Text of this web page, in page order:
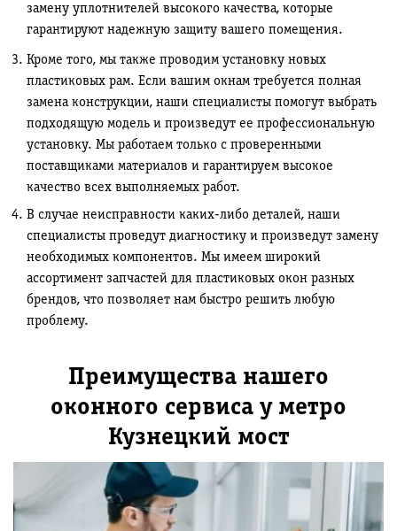
замену уплотнителей высокого качества, которые
гарантируют надежную защиту вашего помещения.
Кроме того, мы также проводим установку новых
пластиковых рам. Если вашим окнам требуется полная
замена конструкции, наши специалисты помогут выбрать
подходящую модель и произведут ее профессиональную
установку. Мы работаем только с проверенными
поставщиками материалов и гарантируем высокое
качество всех выполняемых работ.
В случае неисправности каких-либо деталей, наши
специалисты проведут диагностику и произведут замену
необходимых компонентов. Мы имеем широкий
ассортимент запчастей для пластиковых окон разных
брендов, что позволяет нам быстро решить любую
проблему.
Преимущества нашего
оконного сервиса у метро
Кузнецкий мост